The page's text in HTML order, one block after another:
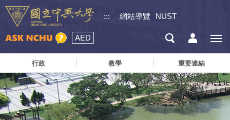
::: 網站導覽 NUST
AED
行政 教學 重要連結